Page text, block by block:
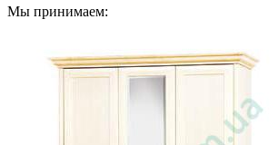
Мы принимаем: